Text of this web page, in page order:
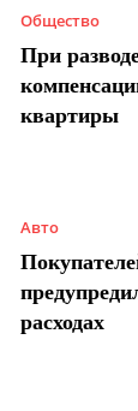
Общество
При
квартиры
Авто
расходах